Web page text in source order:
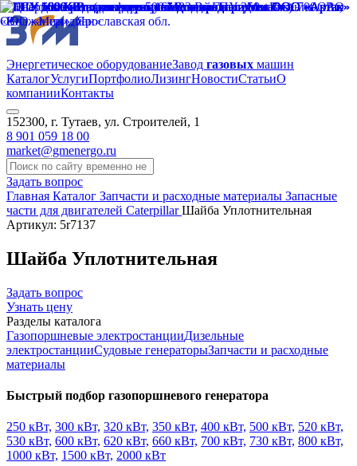
Энергетическое оборудованиеЗавод газовых машин
КаталогУслугиПортфолиоЛизингНовостиСтатьиО
компанииКонтакты
152300, г. Тутаев, ул. Строителей, 1
8 901 059 18 00
market@gmenergo.ru
Задать вопрос
Главная Каталог Запчасти и расходные материалы Запасные
части для двигателей CaterpillarШайба Уплотнительная
Артикул: 5r7137
Шайба Уплотнительная
Задать вопрос
Узнать цену
Разделы каталога
Газопоршневые электростанцииДизельные
электростанцииСудовые генераторыЗапчасти и расходные
материалы
Быстрый подбор газопоршневого генератора
250 кВт, 300 кВт, 320 кВт, 350 кВт, 400 кВт, 500 кВт, 520 кВт,
530 кВт, 600 кВт, 620 кВт, 660 кВт, 700 кВт, 730 кВт, 800 кВт,
1000 кВт, 1500 кВт, 2000 кВт